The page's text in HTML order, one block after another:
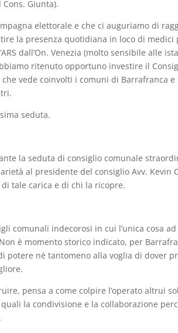
Giunta).
elettorale e che ci auguriamo di
la presenza quotidiana in loco di
dall’On. Venezia (molto sensibile alle
ritenuto opportuno investire il
vede coinvolti i comuni di Barrafranca e
seduta.
la seduta di consiglio comunale
al presidente del consiglio Avv. Kevin
tale carica e di chi la ricopre.
comunali indecorosi in cui l’unica cosa ad
è momento storico indicato, per
potere né tantomeno alla voglia di dover
pensa a come colpire l’operato altrui
la condivisione e la collaborazione